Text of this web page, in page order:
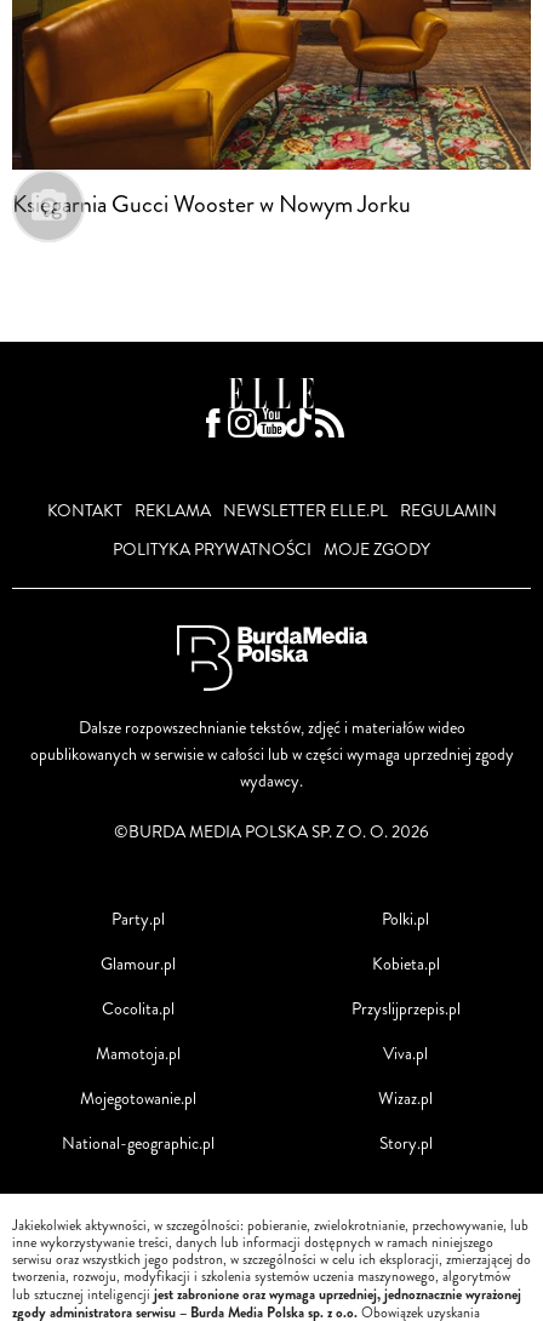
Księgarnia Gucci Wooster w Nowym Jorku
KONTAKT REKLAMA NEWSLETTER ELLE.PL
REGULAMIN
POLITYKA PRYWATNOŚCI MOJE ZGODY
Dalsze rozpowszechnianie tekstów, zdjęć i materiałów wideo
opublikowanych w serwisie w całości lub w części wymaga uprzedniej zgody
wydawcy.
©BURDA MEDIA POLSKA SP. Z O. O. 2026
Party.pl
Glamour.pl
Cocolita.pl
Mamotoja.pl
Mojegotowanie.pl
National-geographic.pl
Polki.pl
Kobieta.pl
Przyslijprzepis.pl
Viva.pl
Wizaz.pl
Story.pl
Jakiekolwiek aktywności, w szczególności: pobieranie, zwielokrotnianie, przechowywanie, lub
inne wykorzystywanie treści, danych lub informacji dostępnych w ramach niniejszego
serwisu oraz wszystkich jego podstron, w szczególności w celu ich eksploracji, zmierzającej do
tworzenia, rozwoju, modyfikacji i szkolenia systemów uczenia maszynowego, algorytmów
lub sztucznej inteligencji jest zabronione oraz wymaga uprzedniej, jednoznacznie wyrażonej
zgody administratora serwisu – Burda Media Polska sp. z o.o.Obowiązek uzyskania